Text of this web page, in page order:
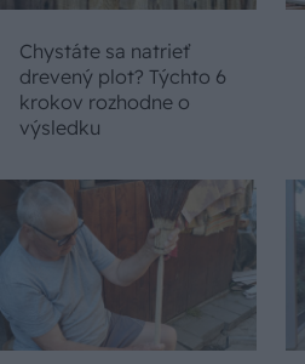
Chystáte sa natrieť
drevený plot? Týchto 6
krokov rozhodne o
výsledku